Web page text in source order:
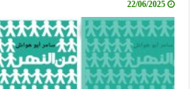
22/06/2025